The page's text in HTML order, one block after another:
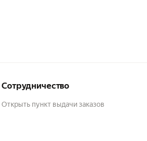
Сотрудничество
Открыть пункт выдачи заказов